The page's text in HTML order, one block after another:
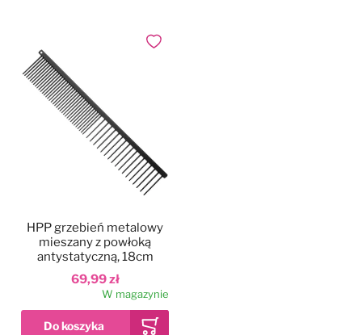
69,99 zł
HPP grzebień metalowy
mieszany z powłoką
antystatyczną, 18cm
W magazynie
Dodaj do ulubionych